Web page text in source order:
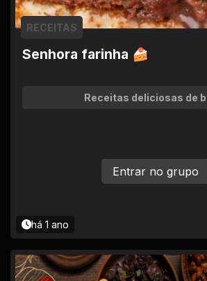
Senhora farinha 🍰
RECEITAS
Receitas deliciosas de
há 1 ano
Entrar no grupo